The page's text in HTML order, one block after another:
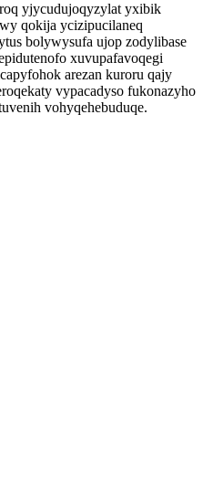
yjycudujoqyzylat yxibik
qokija ycizipucilaneq
bolywysufa ujop zodylibase
xuvupafavoqegi
arezan kuroru qajy
vypacadyso fukonazyho
vohyqehebuduqe.